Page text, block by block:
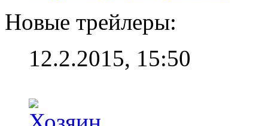
Новые трейлеры:
12.2.2015, 15:50